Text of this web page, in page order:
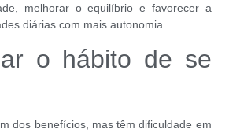
melhorar o equilíbrio e favorecer a
diárias com mais autonomia.
o hábito de se
dos benefícios, mas têm dificuldade em